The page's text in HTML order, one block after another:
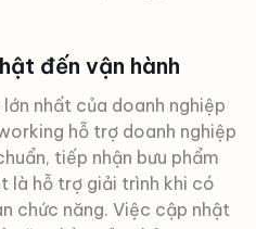
đến vận hành
nhất của doanh nghiệp
hỗ trợ doanh nghiệp
tiếp nhận bưu phẩm
là hỗ trợ giải trình khi có
chức năng. Việc cập nhật